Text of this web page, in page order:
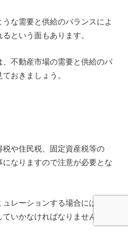
な需要と供給のバランスによ
という面もあります。
不動産市場の需要と供給のバ
おきましょう。
や住民税、固定資産税等の
なりますので注意が必要とな
レーションする場合には、税
いかなければなりません。